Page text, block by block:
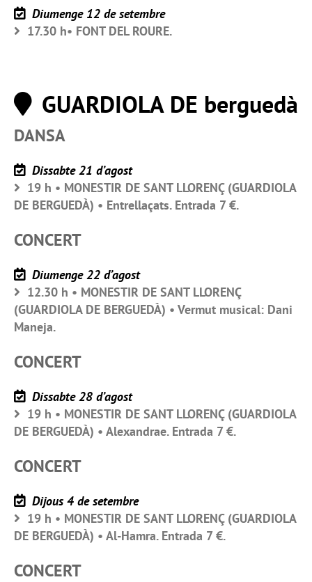
Diumenge 12 de setembre
17.30 h• FONT DEL ROURE.
GUARDIOLA DE berguedà
DANSA
Dissabte 21 d’agost
19 h • MONESTIR DE SANT LLORENÇ (GUARDIOLA
DE BERGUEDÀ) • Entrellaçats. Entrada 7 €.
CONCERT
Diumenge 22 d’agost
12.30 h • MONESTIR DE SANT LLORENÇ
(GUARDIOLA DE BERGUEDÀ) • Vermut musical: Dani
Maneja.
CONCERT
Dissabte 28 d’agost
19 h • MONESTIR DE SANT LLORENÇ (GUARDIOLA
DE BERGUEDÀ) • Alexandrae. Entrada 7 €.
CONCERT
Dijous 4 de setembre
19 h • MONESTIR DE SANT LLORENÇ (GUARDIOLA
DE BERGUEDÀ) • Al-Hamra. Entrada 7 €.
CONCERT